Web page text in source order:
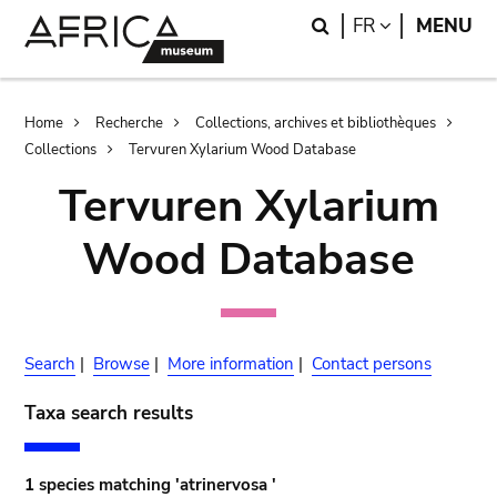
Search
FR LANGUAGE
MENU
Breadcrumb
Home Recherche
Collections, archives et bibliothèques
Collections
Tervuren Xylarium Wood Database
Tervuren Xylarium
Wood Database
Search | Browse | More information | Contact persons
Taxa search results
1 species matching 'atrinervosa '